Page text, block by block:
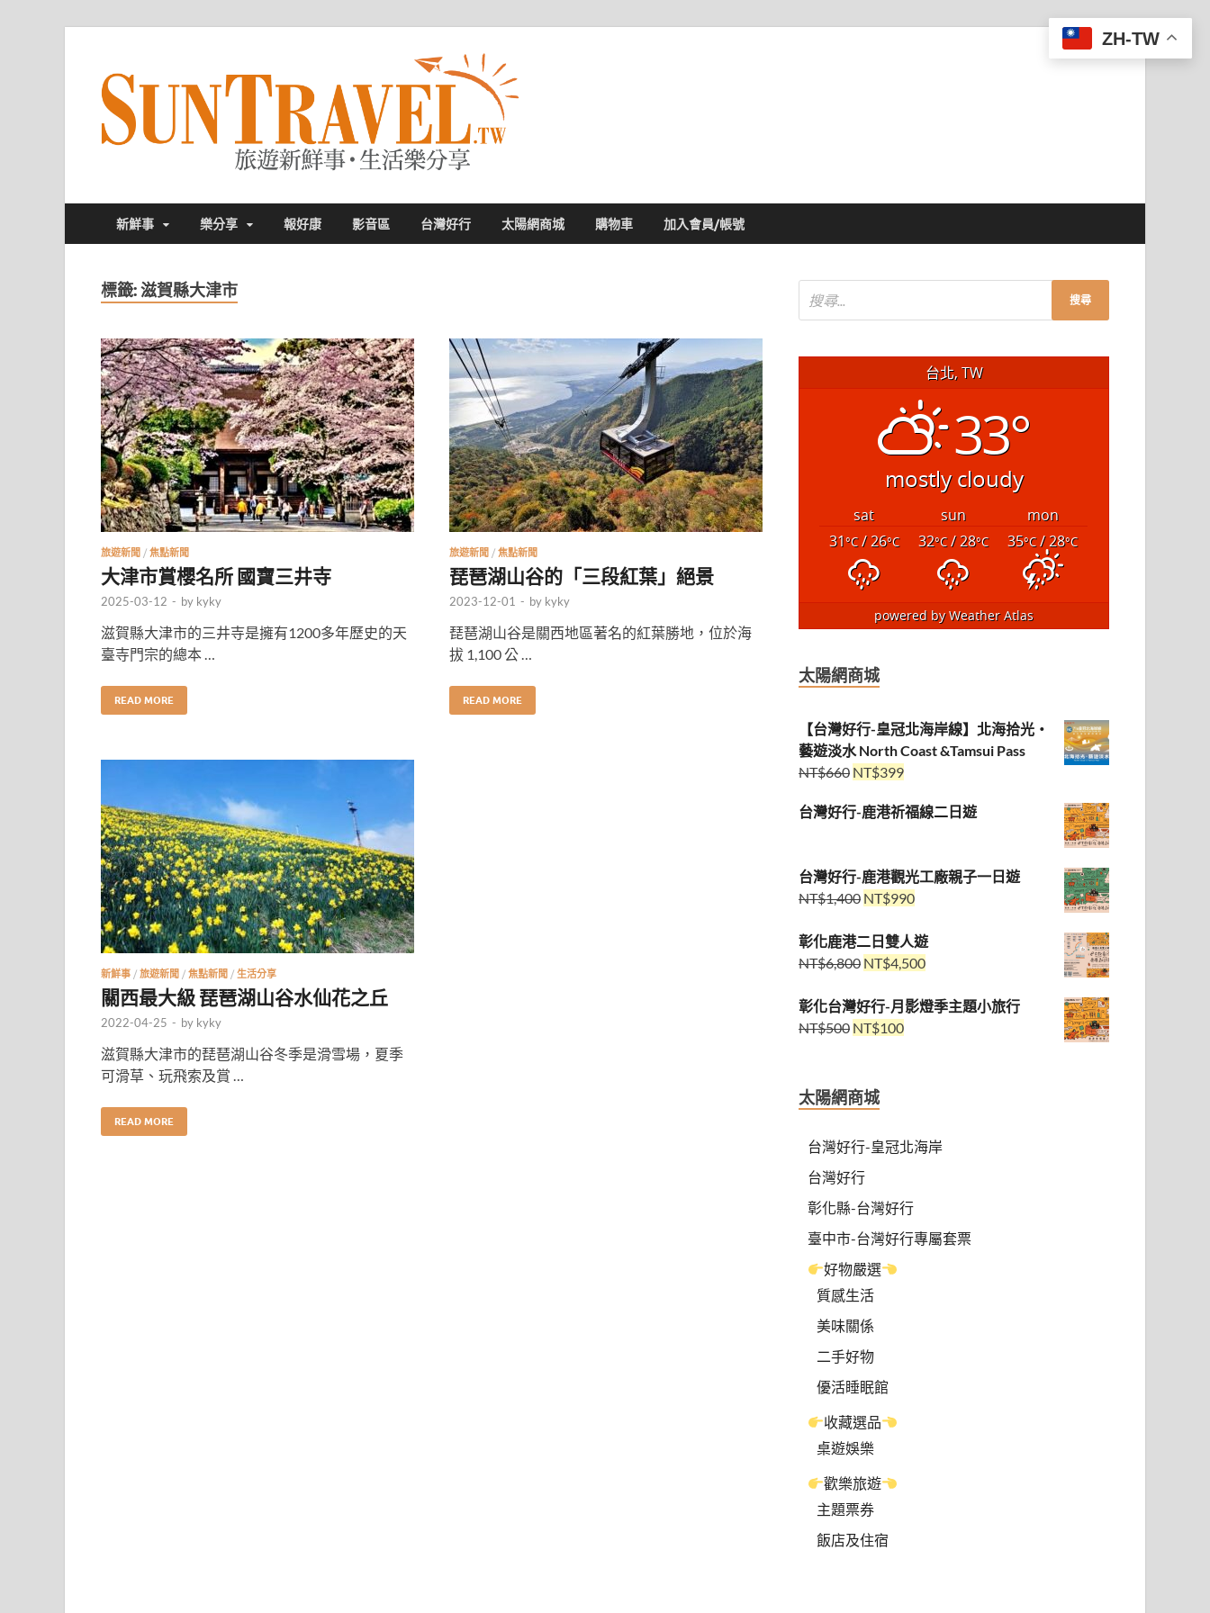
新鮮事 樂分享 報好康 影音區 台灣好行 太陽網商城 購物車 加入會員/帳號
標籤:滋賀縣大津市
旅遊新聞 / 焦點新聞
大津市賞櫻名所 國寶三井寺
2025-03-12 - by kyky
滋賀縣大津市的三井寺是擁有1200多年歷史的天
臺寺門宗的總本 …
READ MORE
旅遊新聞 / 焦點新聞
琵琶湖山谷的「三段紅葉」絕景
2023-12-01 - by kyky
琵琶湖山谷是關西地區著名的紅葉勝地，位於海
拔 1,100 公 …
READ MORE
新鮮事 / 旅遊新聞 / 焦點新聞 / 生活分享
關西最大級 琵琶湖山谷水仙花之丘
2022-04-25 - by kyky
滋賀縣大津市的琵琶湖山谷冬季是滑雪場，夏季
可滑草、玩飛索及賞 …
READ MORE
台北, TW
33°
mostly cloudy
sat sun
mon
31°C/ 26°C 32°C/ 28°C 35°C/ 28°C
powered byWeather Atlas
太陽網商城
【台灣好行-皇冠北海岸線】北海拾光・
藝遊淡水 North Coast &Tamsui Pass
NT$660 NT$399
台灣好行-鹿港祈福線二日遊
台灣好行-鹿港觀光工廠親子一日遊
NT$1,400 NT$990
彰化鹿港二日雙人遊
NT$6,800 NT$4,500
彰化台灣好行-月影燈季主題小旅行
NT$500 NT$100
太陽網商城
台灣好行-皇冠北海岸
台灣好行
彰化縣-台灣好行
臺中市-台灣好行專屬套票
好物嚴選
質感生活
美味關係
二手好物
優活睡眠館
收藏選品
桌遊娛樂
歡樂旅遊
主題票券
飯店及住宿
ZH-TW